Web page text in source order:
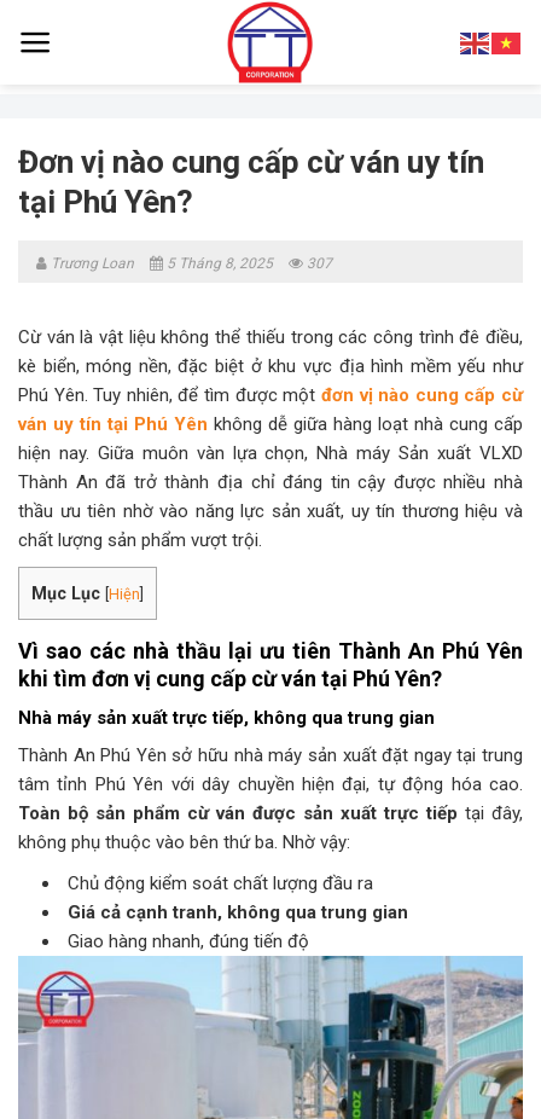
Đơn vị nào cung cấp cừ ván uy tín
tại Phú Yên?
Trương Loan 5 Tháng 8, 2025 307
Cừ ván là vật liệu không thể thiếu trong các công trình đê điều,
kè biển, móng nền, đặc biệt ở khu vực địa hình mềm yếu như
Phú Yên. Tuy nhiên, để tìm được một đơn vị nào cung cấp cừ
ván uy tín tại Phú Yên không dễ giữa hàng loạt nhà cung cấp
hiện nay. Giữa muôn vàn lựa chọn, Nhà máy Sản xuất VLXD
Thành An đã trở thành địa chỉ đáng tin cậy được nhiều nhà
thầu ưu tiên nhờ vào năng lực sản xuất, uy tín thương hiệu và
chất lượng sản phẩm vượt trội.
Mục Lục [Hiện]
Vì sao các nhà thầu lại ưu tiên Thành An Phú Yên
khi tìm đơn vị cung cấp cừ ván tại Phú Yên?
Nhà máy sản xuất trực tiếp, không qua trung gian
Thành An Phú Yên sở hữu nhà máy sản xuất đặt ngay tại trung
tâm tỉnh Phú Yên với dây chuyền hiện đại, tự động hóa cao.
Toàn bộ sản phẩm cừ ván được sản xuất trực tiếp tại đây,
không phụ thuộc vào bên thứ ba. Nhờ vậy:
Chủ động kiểm soát chất lượng đầu ra
Giá cả cạnh tranh, không qua trung gian
Giao hàng nhanh, đúng tiến độ